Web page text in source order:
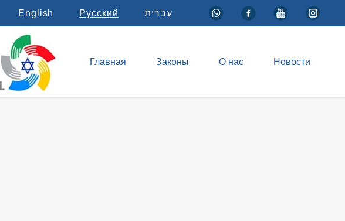
English Русский עברית
Главная Законы О нас Новости